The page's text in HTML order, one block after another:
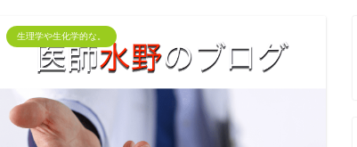
生理学や生化学的な。